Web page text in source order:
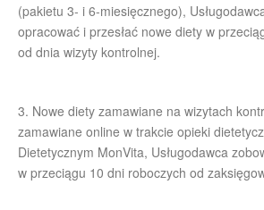
(pakietu 3- i 6-miesięcznego),
opracować i przesłać nowe diety w
od dnia wizyty kontrolnej.
3. Nowe diety zamawiane na wizytach
zamawiane online w trakcie opieki
Dietetycznym MonVita, Usługodawca
w przeciągu 10 dni roboczych od